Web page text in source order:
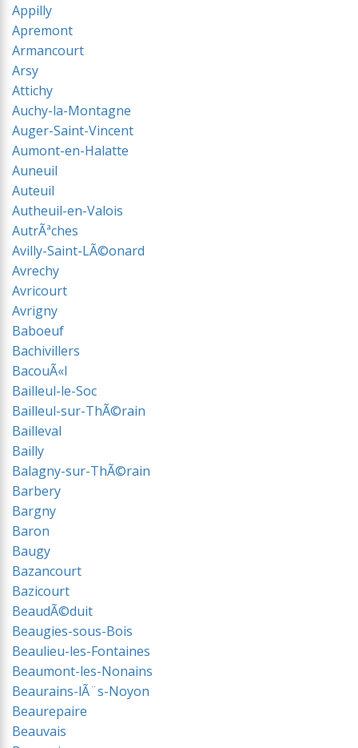
Appilly
Apremont
Armancourt
Arsy
Attichy
Auchy-la-Montagne
Auger-Saint-Vincent
Aumont-en-Halatte
Auneuil
Auteuil
Autheuil-en-Valois
AutrÃªches
Avilly-Saint-LÃ©onard
Avrechy
Avricourt
Avrigny
Baboeuf
Bachivillers
BacouÃ«l
Bailleul-le-Soc
Bailleul-sur-ThÃ©rain
Bailleval
Bailly
Balagny-sur-ThÃ©rain
Barbery
Bargny
Baron
Baugy
Bazancourt
Bazicourt
BeaudÃ©duit
Beaugies-sous-Bois
Beaulieu-les-Fontaines
Beaumont-les-Nonains
Beaurains-lÃ¨s-Noyon
Beaurepaire
Beauvais